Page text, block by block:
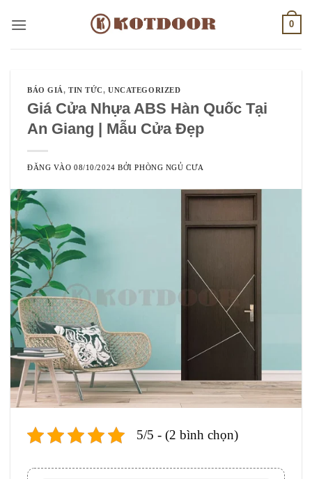
qua
0
BÁO GIÁ,TIN TỨC,UNCATEGORIZED
Giá Cửa Nhựa ABS Hàn Quốc Tại
An Giang | Mẫu Cửa Đẹp
ĐĂNG VÀO08/10/2024 BỞIPHÒNG NGỦ CƯA
5/5 - (2 bình chọn)